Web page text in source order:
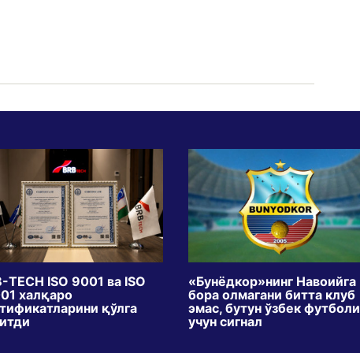
TECH ISO 9001 ва ISO
халқаро
қўлга
«Бунёдкор»нинг Навоийга
бора олмагани битта клуб
эмас, бутун ўзбек футболи
учун сигнал